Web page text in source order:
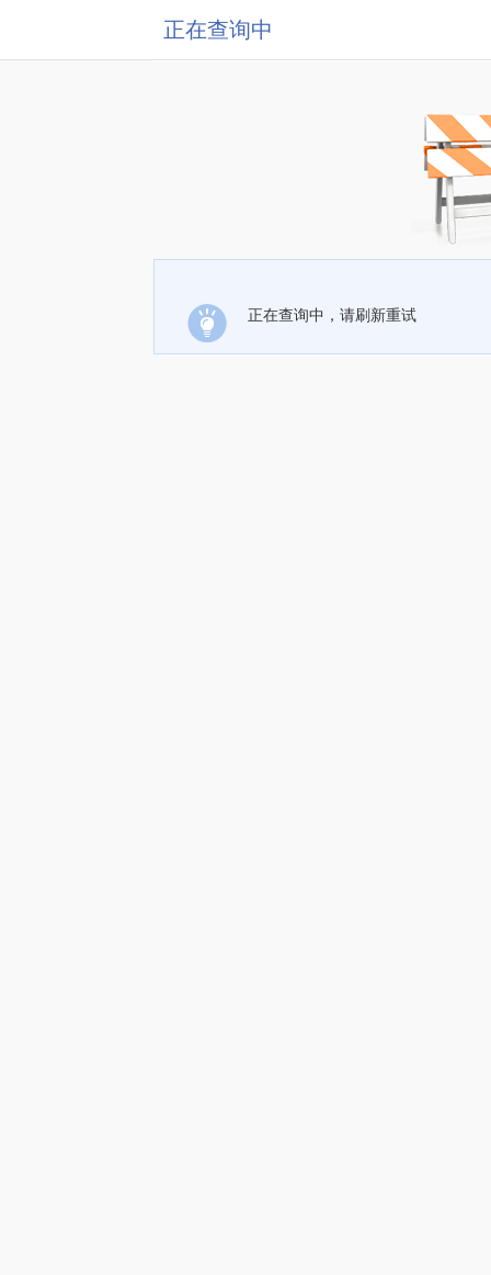
正在查询中
正在查询中，请刷新重试